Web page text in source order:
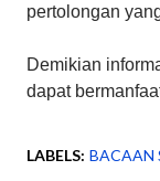
pertolongan
Demikian
dapat
LABELS: BACAAN